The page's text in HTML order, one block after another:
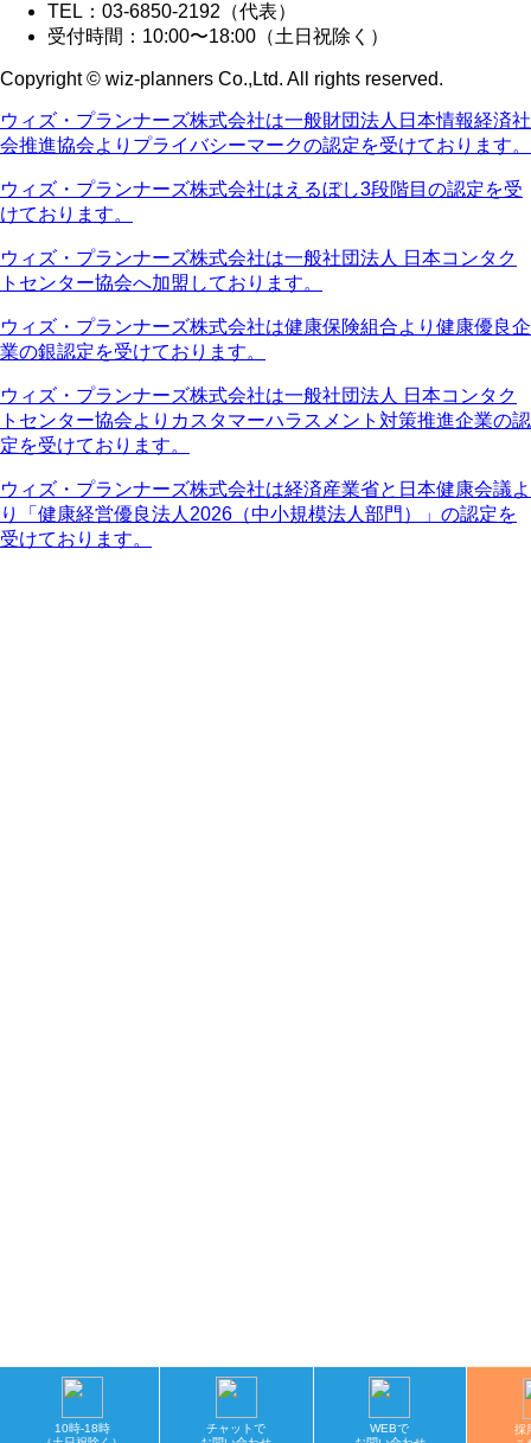
TEL：03-6850-2192（代表）
受付時間：10:00〜18:00（土日祝除く）
Copyright © wiz-planners Co.,Ltd. All rights reserved.
ウィズ・プランナーズ株式会社は一般財団法人日本情報経済社
会推進協会よりプライバシーマークの認定を受けております。
ウィズ・プランナーズ株式会社はえるぼし3段階目の認定を受
けております。
ウィズ・プランナーズ株式会社は一般社団法人 日本コンタク
トセンター協会へ加盟しております。
ウィズ・プランナーズ株式会社は健康保険組合より健康優良企
業の銀認定を受けております。
ウィズ・プランナーズ株式会社は一般社団法人 日本コンタク
トセンター協会よりカスタマーハラスメント対策推進企業の認
定を受けております。
ウィズ・プランナーズ株式会社は経済産業省と日本健康会議よ
り「健康経営優良法人2026（中小規模法人部門）」の認定を
受けております。
10時-18時
チャットで
WEBで
採